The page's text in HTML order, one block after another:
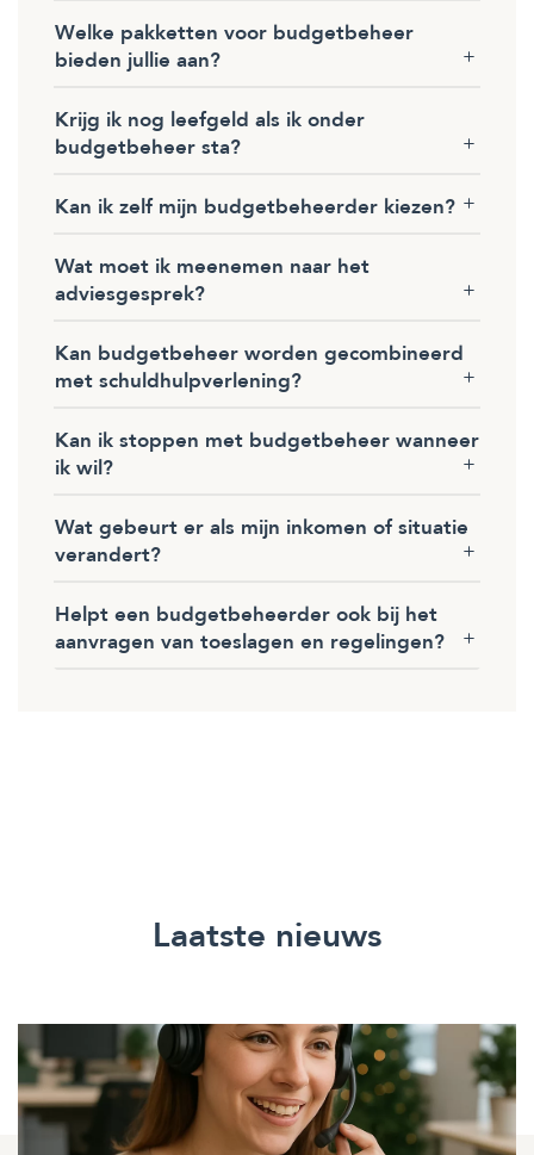
Welke pakketten voor budgetbeheer
bieden jullie aan?
Krijg ik nog leefgeld als ik onder
budgetbeheer sta?
Kan ik zelf mijn budgetbeheerder kiezen?
Wat moet ik meenemen naar het
adviesgesprek?
Kan budgetbeheer worden gecombineerd
met schuldhulpverlening?
Kan ik stoppen met budgetbeheer wanneer
ik wil?
Wat gebeurt er als mijn inkomen of situatie
verandert?
Helpt een budgetbeheerder ook bij het
aanvragen van toeslagen en regelingen?
Laatste nieuws